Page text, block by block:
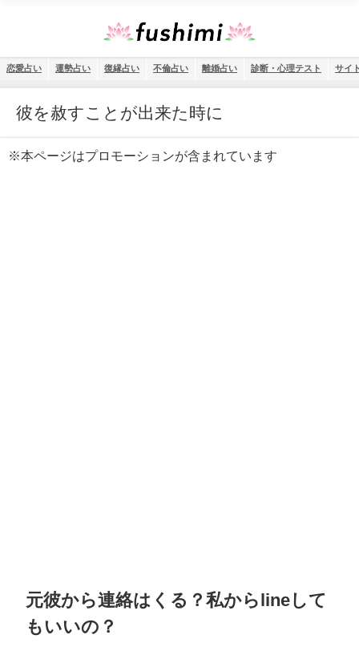
恋愛占い 運勢占い 復縁占い 不倫占い 離婚占い 診断・心理テスト サイ
彼を赦すことが出来た時に
※本ページはプロモーションが含まれています
元彼から連絡はくる？私からlineして
もいいの？